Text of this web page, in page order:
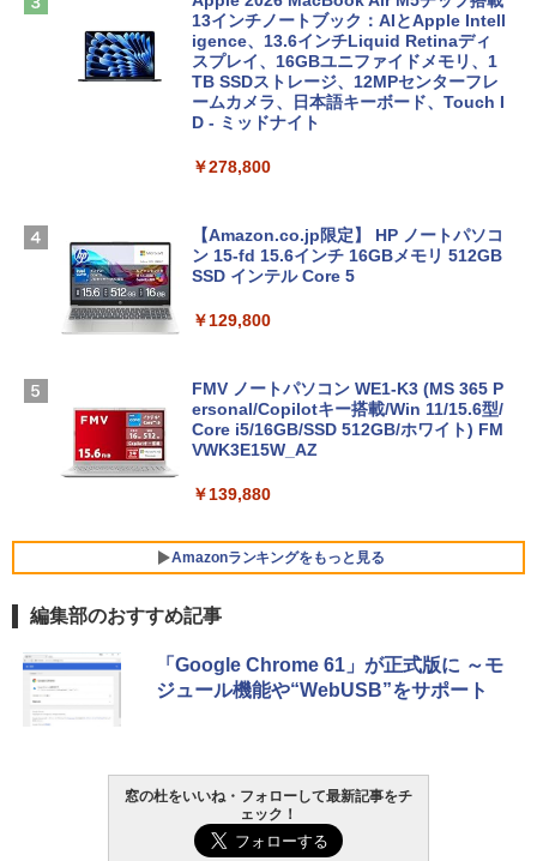
13インチノートブック：AIとApple Intell
igence、13.6インチLiquid Retinaディ
スプレイ、16GBユニファイドメモリ、1
TB SSDストレージ、12MPセンターフレ
ームカメラ、日本語キーボード、Touch I
D - ミッドナイト
￥278,800
【Amazon.co.jp限定】 HP ノートパソコ
ン 15-fd 15.6インチ 16GBメモリ 512GB
SSD インテル Core 5
￥129,800
FMV ノートパソコン WE1-K3 (MS 365 P
ersonal/Copilotキー搭載/Win 11/15.6型/
Core i5/16GB/SSD 512GB/ホワイト) FM
VWK3E15W_AZ
￥139,880
Amazonランキングをもっと見る
Robloxギフトカード - 800 Robux 【限
定バーチャルアイテムを含む】 【オンラ
インゲームコード】 ロブロックス | オン
Robloxギフトカード - 1000 Robux 【限
定バーチャルアイテムを含む】 【オンラ
生成AIパスポート公式テキスト 第４版
￥1,766
1冊ですべて身につくHTML & CSSとWe
bデザイン入門講座［第2版］
Amazon Kindle - 目に優しい、かさばら
ない、大きな画面で読みやすい、6週間持
続バッテリー、6インチディスプレイ電子
￥16,980
Kindle Paperwhite シグニチャーエディ
編集部のおすすめ記事
「Google Chrome 61」が正式版に ～モ
ジュール機能や“WebUSB”をサポート
窓の杜をいいね・フォローして最新記事をチ
ェック！